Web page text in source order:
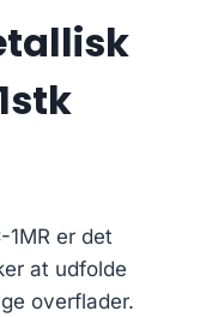
1MR er det
at udfolde
overflader.